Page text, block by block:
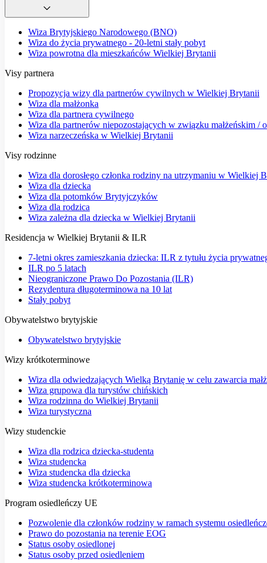
Wiza Brytyjskiego Narodowego (BNO)
Wiza do życia prywatnego - 20-letni stały pobyt
Wiza powrotna dla mieszkańców Wielkiej Brytanii
Visy partnera
Propozycja wizy dla partnerów cywilnych w Wielkiej Brytanii
Wiza dla małżonka
Wiza dla partnera cywilnego
Wiza dla partnerów niepozostających w związku małżeńskim /
Wiza narzeczeńska w Wielkiej Brytanii
Visy rodzinne
Wiza dla dorosłego członka rodziny na utrzymaniu w Wielkiej
Wiza dla dziecka
Wiza dla potomków Brytyjczyków
Wiza dla rodzica
Wiza zależna dla dziecka w Wielkiej Brytanii
Residencja w Wielkiej Brytanii & ILR
7-letni okres zamieszkania dziecka: ILR z tytułu życia
ILR po 5 latach
Nieograniczone Prawo Do Pozostania (ILR)
Rezydentura długoterminowa na 10 lat
Stały pobyt
Obywatelstwo brytyjskie
Obywatelstwo brytyjskie
Wizy krótkoterminowe
Wiza dla odwiedzających Wielką Brytanię w celu zawarcia
Wiza grupowa dla turystów chińskich
Wiza rodzinna do Wielkiej Brytanii
Wiza turystyczna
Wizy studenckie
Wiza dla rodzica dziecka-studenta
Wiza studencka
Wiza studencka dla dziecka
Wiza studencka krótkoterminowa
Program osiedleńczy UE
Pozwolenie dla członków rodziny w ramach systemu
Prawo do pozostania na terenie EOG
Status osoby osiedlonej
Status osoby przed osiedleniem